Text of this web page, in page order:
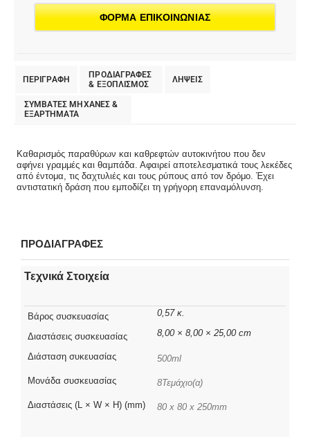
ΦΟΡΜΑ ΕΠΙΚΟΙΝΩΝΙΑΣ
ΠΕΡΙΓΡΑΦΗ
ΠΡΟΔΙΑΓΡΑΦΕΣ
& EΞΟΠΛΙΣΜΟΣ
ΛΗΨΕΙΣ
ΣΥΜΒΑΤΕΣ ΜΗΧΑΝΕΣ &
ΕΞΑΡΤΗΜΑΤΑ
Καθαρισμός παραθύρων και καθρεφτών αυτοκινήτου που δεν
αφήνει γραμμές και θαμπάδα. Αφαιρεί αποτελεσματικά τους λεκέδες
από έντομα, τις δαχτυλιές και τους ρύπους από τον δρόμο. Έχει
αντιστατική δράση που εμποδίζει τη γρήγορη επαναμόλυνση.
ΠΡΟΔΙΑΓΡΑΦΕΣ
Τεχνικά Στοιχεία
Βάρος συσκευασίας 0,57 κ.
Διαστάσεις συσκευασίας 8,00 × 8,00 × 25,00 cm
Διάσταση συκευασίας 500ml
Μονάδα συσκευασίας 8Τεμάχιο(α)
Διαστάσεις (L × W × H) (mm) 80 x 80 x 250mm